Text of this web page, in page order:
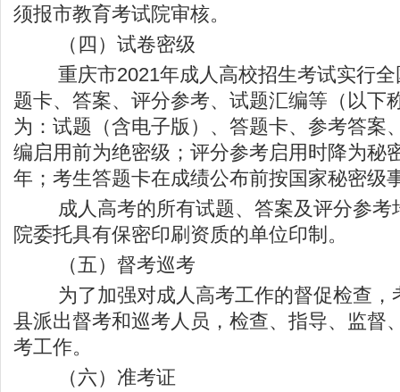
须报市教育考试院审核。
（四）试卷密级
重庆市2021年成人高校招生考试实行全
题卡、答案、评分参考、试题汇编等（以下
为：试题（含电子版）、答题卡、参考答案
编启用前为绝密级；评分参考启用时降为秘
年；考生答题卡在成绩公布前按国家秘密级
成人高考的所有试题、答案及评分参考
院委托具有保密印刷资质的单位印制。
（五）督考巡考
为了加强对成人高考工作的督促检查，
县派出督考和巡考人员，检查、指导、监督
考工作。
（六）准考证